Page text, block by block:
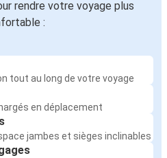
rendre votre voyage plus
:
tout au long de votre voyage
en déplacement
jambes et sièges inclinables